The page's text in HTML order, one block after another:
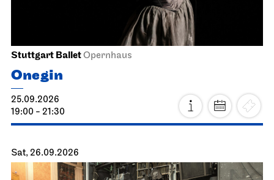
Stuttgart BalletOpernhaus
Onegin
25.09.2026
19:00 - 21:30
Sat, 26.09.2026